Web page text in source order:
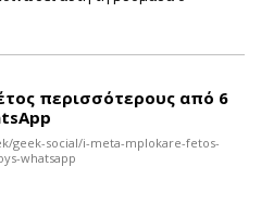
περισσότερους από 6
geek-social/i-meta-mplokare-fetos-
whatsapp